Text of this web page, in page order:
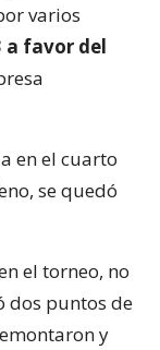
varios
a favor del
en el cuarto
se quedó
el torneo, no
dos puntos de
y